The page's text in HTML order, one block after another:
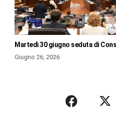
Martedì 30 giugno seduta di
Giugno 26, 2026